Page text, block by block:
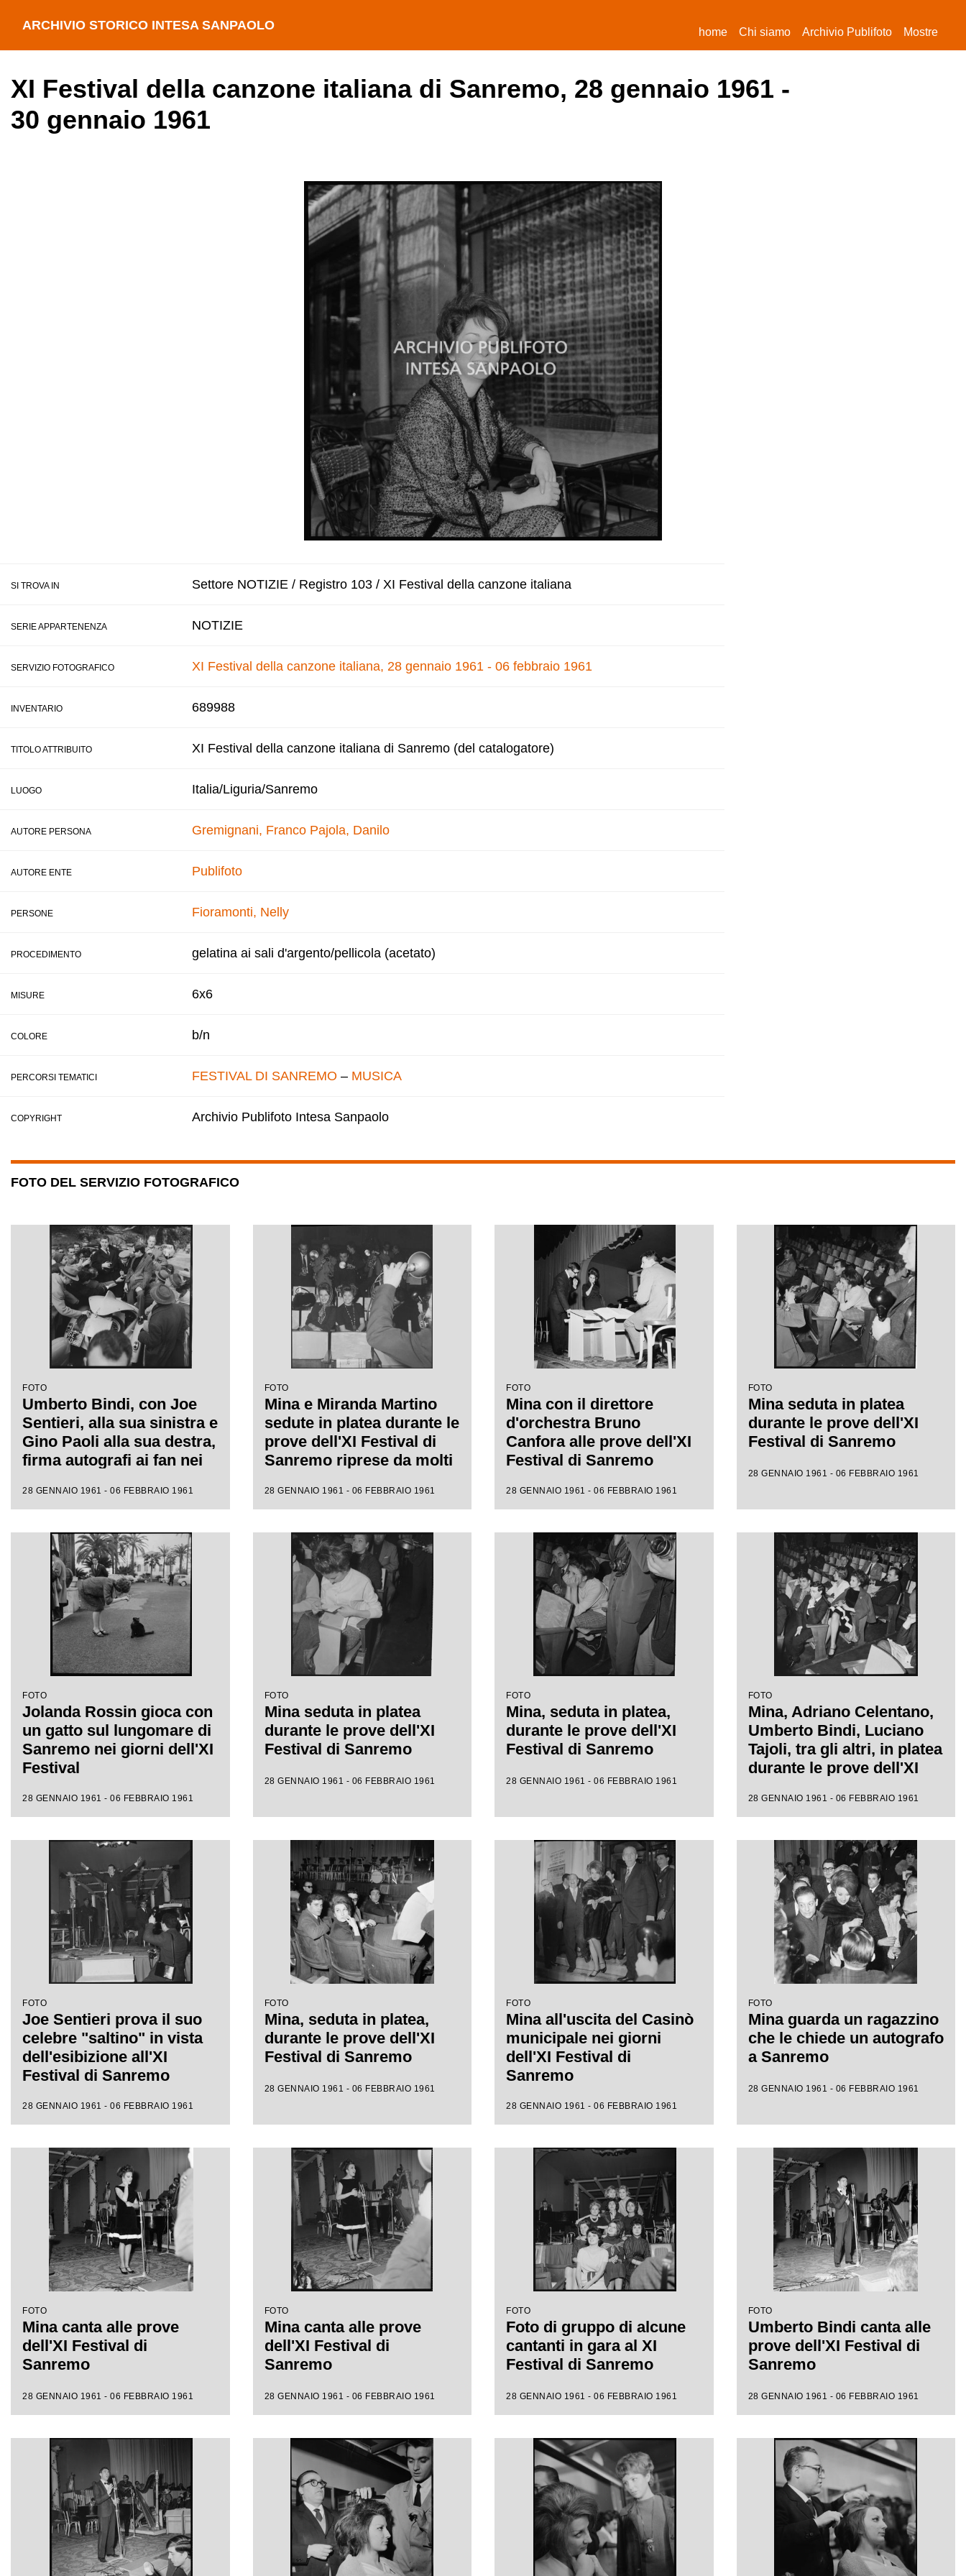
ARCHIVIO STORICO INTESA SANPAOLO home(current)
Chi siamo Archivio Publifoto Mostre
XI Festival della canzone italiana di Sanremo, 28 gennaio 1961 -
30 gennaio 1961
SI TROVA IN Settore NOTIZIE / Registro 103 / XI Festival della canzone italiana
SERIE APPARTENENZA NOTIZIE
SERVIZIO FOTOGRAFICO XI Festival della canzone italiana, 28 gennaio 1961 - 06 febbraio 1961
INVENTARIO 689988
TITOLO ATTRIBUITO XI Festival della canzone italiana di Sanremo (del catalogatore)
LUOGO Italia/Liguria/Sanremo
AUTORE PERSONA Gremignani, Franco Pajola, Danilo
AUTORE ENTE Publifoto
PERSONE Fioramonti, Nelly
PROCEDIMENTO gelatina ai sali d'argento/pellicola (acetato)
MISURE 6x6
COLORE b/n
PERCORSI TEMATICI FESTIVAL DI SANREMO – MUSICA
COPYRIGHT Archivio Publifoto Intesa Sanpaolo
FOTO DEL SERVIZIO FOTOGRAFICO
FOTO
Umberto Bindi, con Joe
Sentieri, alla sua sinistra e
Gino Paoli alla sua destra,
firma autografi ai fan nei
Sanremo
28 GENNAIO 1961 - 06 FEBBRAIO 1961
FOTO
Mina e Miranda Martino
sedute in platea durante le
prove dell'XI Festival di
Sanremo riprese da molti
28 GENNAIO 1961 - 06 FEBBRAIO 1961
FOTO
Mina con il direttore
d'orchestra Bruno
Canfora alle prove dell'XI
Festival di Sanremo
28 GENNAIO 1961 - 06 FEBBRAIO 1961
FOTO
Mina seduta in platea
durante le prove dell'XI
Festival di Sanremo
28 GENNAIO 1961 - 06 FEBBRAIO 1961
FOTO
Jolanda Rossin gioca con
un gatto sul lungomare di
Sanremo nei giorni dell'XI
Festival
28 GENNAIO 1961 - 06 FEBBRAIO 1961
FOTO
Mina seduta in platea
durante le prove dell'XI
Festival di Sanremo
28 GENNAIO 1961 - 06 FEBBRAIO 1961
FOTO
Mina, seduta in platea,
durante le prove dell'XI
Festival di Sanremo
28 GENNAIO 1961 - 06 FEBBRAIO 1961
FOTO
Mina, Adriano Celentano,
Umberto Bindi, Luciano
Tajoli, tra gli altri, in platea
durante le prove dell'XI
28 GENNAIO 1961 - 06 FEBBRAIO 1961
FOTO
Joe Sentieri prova il suo
celebre "saltino" in vista
dell'esibizione all'XI
Festival di Sanremo
28 GENNAIO 1961 - 06 FEBBRAIO 1961
FOTO
Mina, seduta in platea,
durante le prove dell'XI
Festival di Sanremo
28 GENNAIO 1961 - 06 FEBBRAIO 1961
FOTO
Mina all'uscita del Casinò
municipale nei giorni
dell'XI Festival di
Sanremo
28 GENNAIO 1961 - 06 FEBBRAIO 1961
FOTO
Mina guarda un ragazzino
che le chiede un autografo
a Sanremo
28 GENNAIO 1961 - 06 FEBBRAIO 1961
FOTO
Mina canta alle prove
dell'XI Festival di
Sanremo
28 GENNAIO 1961 - 06 FEBBRAIO 1961
FOTO
Mina canta alle prove
dell'XI Festival di
Sanremo
28 GENNAIO 1961 - 06 FEBBRAIO 1961
FOTO
Foto di gruppo di alcune
cantanti in gara al XI
Festival di Sanremo
28 GENNAIO 1961 - 06 FEBBRAIO 1961
FOTO
Umberto Bindi canta alle
prove dell'XI Festival di
Sanremo
28 GENNAIO 1961 - 06 FEBBRAIO 1961